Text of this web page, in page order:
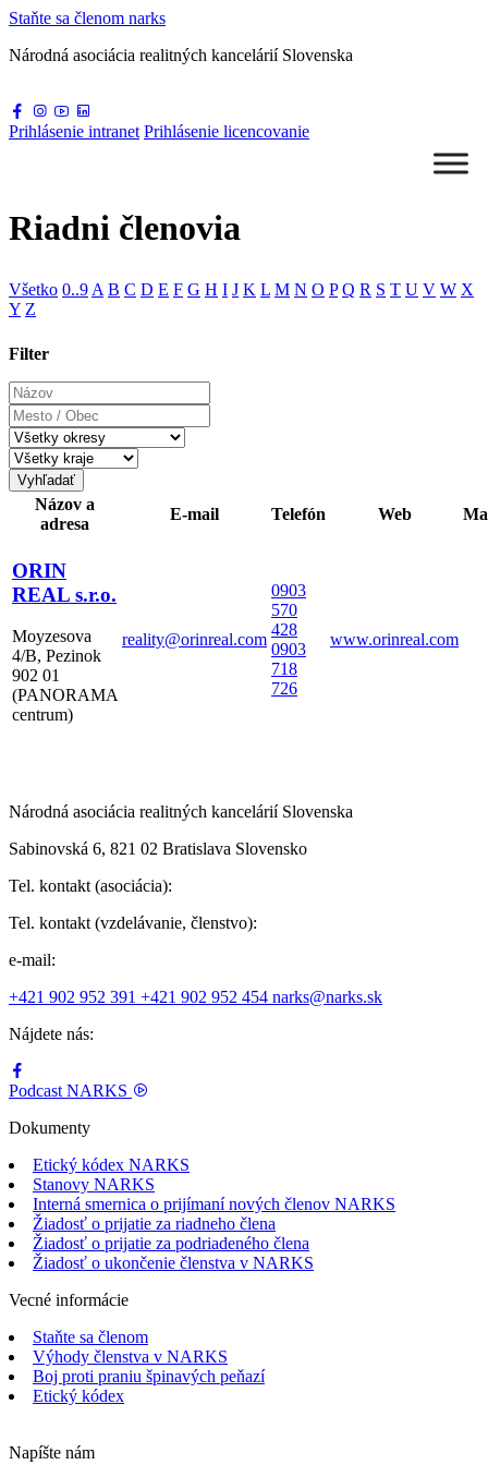
Staňte sa členom narks
Národná asociácia realitných kancelárií Slovenska
Prihlásenie intranet Prihlásenie licencovanie
Riadni členovia
Všetko 0..9 A B C D E F G H I J K L M N O P Q R S T U V W X
Y Z
Filter
Názov
Mesto
/
Obec
Vyhľadať
Názov a
adresa
E-mail Telefón Web
ORIN
REAL s.r.o.
Moyzesova
4/B, Pezinok
902 01
(PANORAMA
centrum)
reality@orinreal.com
0903
570
428
0903
718
726
www.orinreal.com
Národná asociácia realitných kancelárií Slovenska
Sabinovská 6, 821 02 Bratislava Slovensko
Tel. kontakt (asociácia):
Tel. kontakt (vzdelávanie, členstvo):
e-mail:
+421 902 952 391 +421 902 952 454 narks@narks.sk
Nájdete nás:
Podcast NARKS
Dokumenty
Etický kódex NARKS
Stanovy NARKS
Interná smernica o prijímaní nových členov NARKS
Žiadosť o prijatie za riadneho člena
Žiadosť o prijatie za podriadeného člena
Žiadosť o ukončenie členstva v NARKS
Vecné informácie
Staňte sa členom
Výhody členstva v NARKS
Boj proti praniu špinavých peňazí
Etický kódex
Napíšte nám